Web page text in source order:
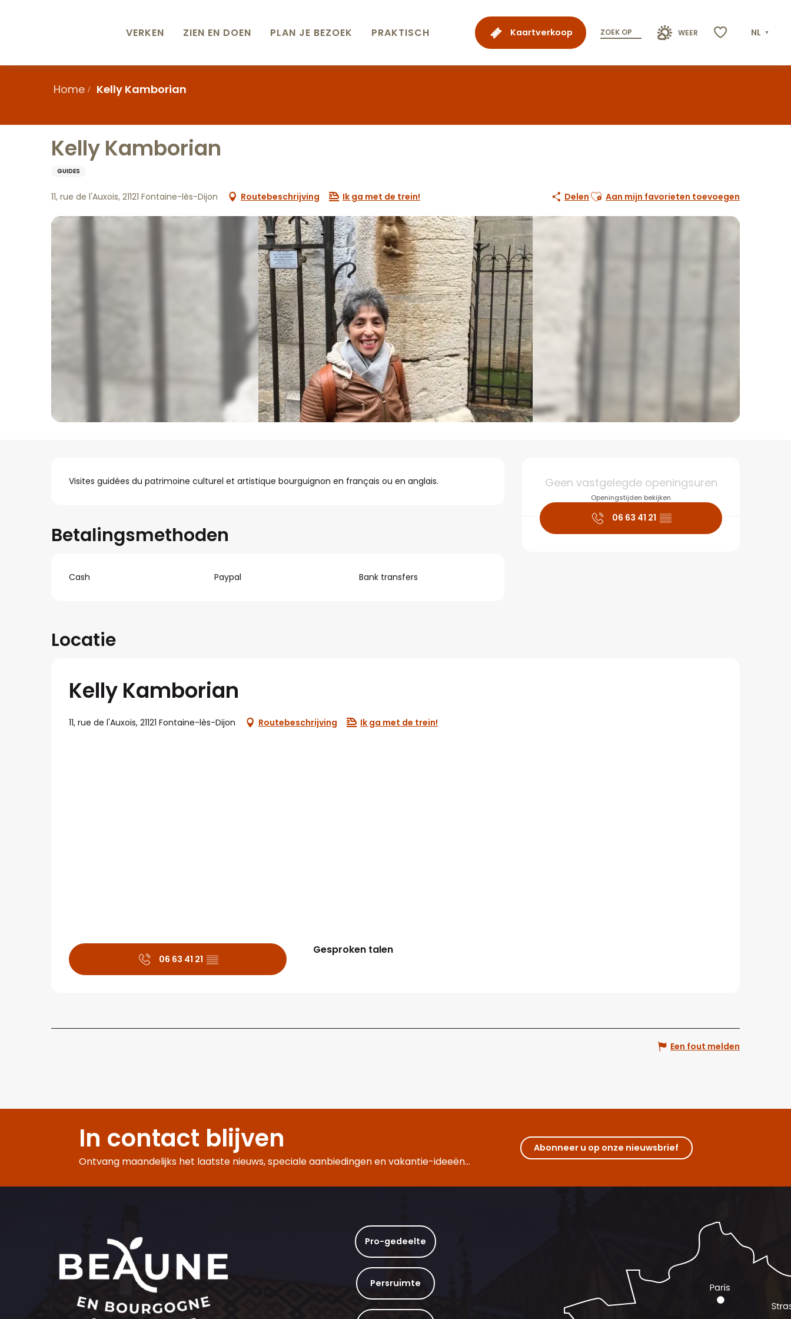
Kaartverkoop ZOEK OP WEER NL
VERKEN ZIEN EN DOEN PLAN JE BEZOEK PRAKTISCH
Home Kelly Kamborian
Kelly Kamborian
GUIDES
11, rue de l'Auxois, 21121 Fontaine-lès-Dijon Routebeschrijving Ik ga met de trein! Delen Ajouter aux favoris
Aan mijn favorieten toevoegen
Openingstijden en
Geen vastgelegde openingsuren
Openingstijden bekijken
06 63 41 21 ▒▒
Beschrijving
Visites guidées du patrimoine culturel et artistique bourguignon en français ou en anglais.
Betalingsmethoden
Cash Paypal Bank transfers
Locatie
Kelly Kamborian
11, rue de l'Auxois, 21121 Fontaine-lès-Dijon Routebeschrijving Ik ga met de trein!
06 63 41 21 ▒▒
Gesproken talen
Gesproken talen
Een fout melden
In contact blijven
Ontvang maandelijks het laatste nieuws, speciale aanbiedingen en vakantie-ideeën...
Abonneer u op onze nieuwsbrief
Pro-gedeelte
Persruimte